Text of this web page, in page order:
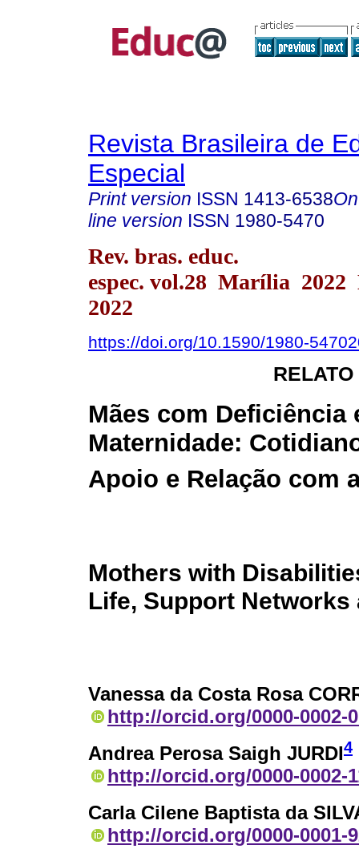
Revista Brasileira de
Especial
Print version ISSN 1413-6538
line version ISSN 1980-5470
Rev. bras. educ.
espec. vol.28 Marília 2022
2022
https://doi.org/10.1590/1980-
Mães com Deficiência
Maternidade:
Apoio e Relação com
Mothers with
Life, Support
Vanessa da Costa Rosa
http://orcid.org/0000-0002-
Andrea Perosa Saigh JURDI4
http://orcid.org/0000-0002-
Carla Cilene Baptista da
http://orcid.org/0000-0001-